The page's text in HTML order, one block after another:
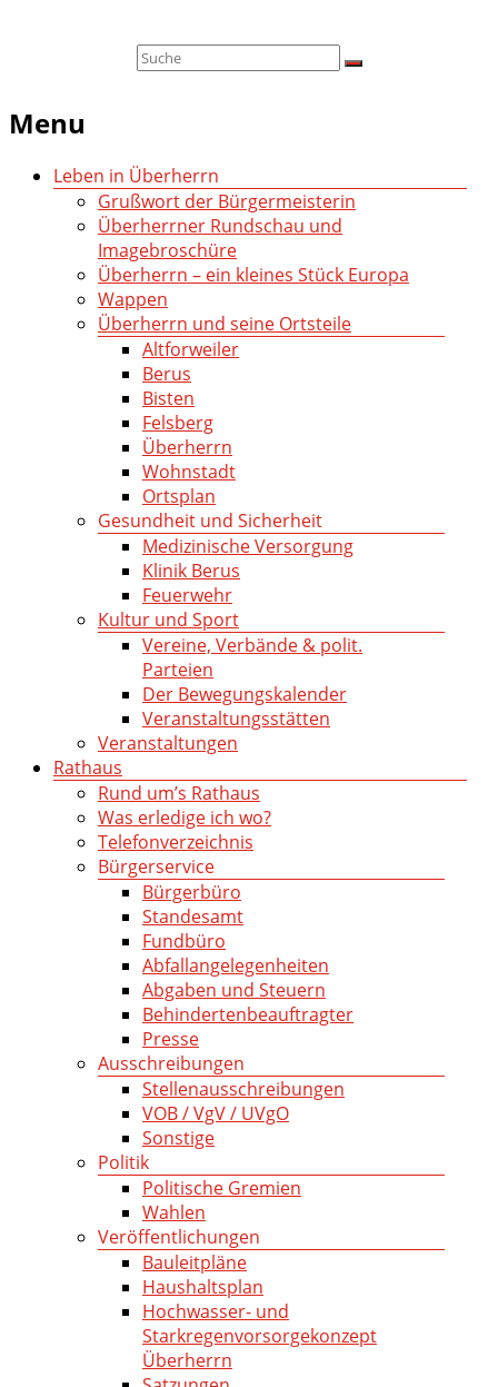
Menu
Leben in Überherrn
Grußwort der Bürgermeisterin
Überherrner Rundschau und
Imagebroschüre
Überherrn – ein kleines Stück Europa
Wappen
Überherrn und seine Ortsteile
Altforweiler
Berus
Bisten
Felsberg
Überherrn
Wohnstadt
Ortsplan
Gesundheit und Sicherheit
Medizinische Versorgung
Klinik Berus
Feuerwehr
Kultur und Sport
Vereine, Verbände & polit.
Parteien
Der Bewegungskalender
Veranstaltungsstätten
Veranstaltungen
Rathaus
Rund um’s Rathaus
Was erledige ich wo?
Telefonverzeichnis
Bürgerservice
Bürgerbüro
Standesamt
Fundbüro
Abfallangelegenheiten
Abgaben und Steuern
Behindertenbeauftragter
Presse
Ausschreibungen
Stellenausschreibungen
VOB / VgV / UVgO
Sonstige
Politik
Politische Gremien
Wahlen
Veröffentlichungen
Bauleitpläne
Haushaltsplan
Hochwasser- und
Starkregenvorsorgekonzept
Überherrn